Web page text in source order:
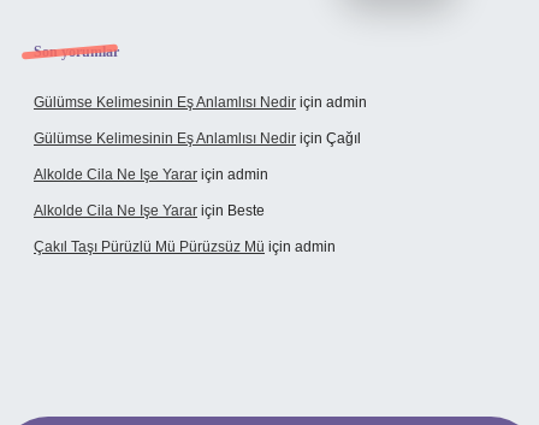
Son yorumlar
Gülümse Kelimesinin Eş Anlamlısı Nedir için admin
Gülümse Kelimesinin Eş Anlamlısı Nedir için Çağıl
Alkolde Cila Ne Işe Yarar için admin
Alkolde Cila Ne Işe Yarar için Beste
Çakıl Taşı Pürüzlü Mü Pürüzsüz Mü için admin